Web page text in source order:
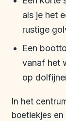
als je het
rustige
Een
vanaf het
op
In het
boetiekjes